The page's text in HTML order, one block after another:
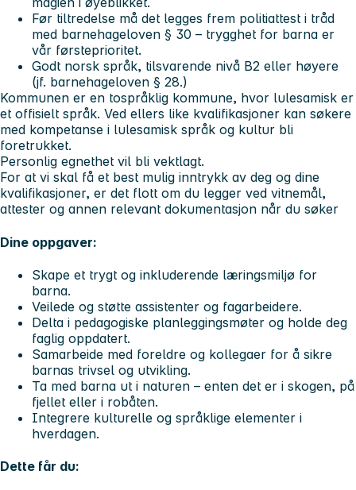
Før tiltredelse må det legges frem politiattest i tråd
med barnehageloven § 30 – trygghet for barna er
vår førsteprioritet.
Godt norsk språk, tilsvarende nivå B2 eller høyere
(jf. barnehageloven § 28.)
Kommunen er en tospråklig kommune, hvor lulesamisk er
et offisielt språk. Ved ellers like kvalifikasjoner kan søkere
med kompetanse i lulesamisk språk og kultur bli
foretrukket.
Personlig egnethet vil bli vektlagt.
For at vi skal få et best mulig inntrykk av deg og dine
kvalifikasjoner, er det flott om du legger ved vitnemål,
attester og annen relevant dokumentasjon når du søker
Dine oppgaver:
Skape et trygt og inkluderende læringsmiljø for
barna.
Veilede og støtte assistenter og fagarbeidere.
Delta i pedagogiske planleggingsmøter og holde deg
faglig oppdatert.
Samarbeide med foreldre og kollegaer for å sikre
barnas trivsel og utvikling.
Ta med barna ut i naturen – enten det er i skogen, på
fjellet eller i robåten.
Integrere kulturelle og språklige elementer i
hverdagen.
Dette får du: